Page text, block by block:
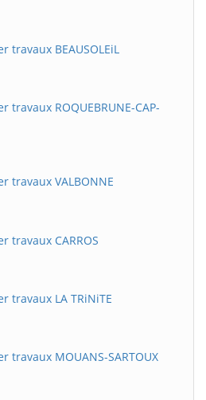
travaux BEAUSOLEiL
travaux ROQUEBRUNE-CAP-
travaux VALBONNE
travaux CARROS
travaux LA TRiNiTE
travaux MOUANS-SARTOUX